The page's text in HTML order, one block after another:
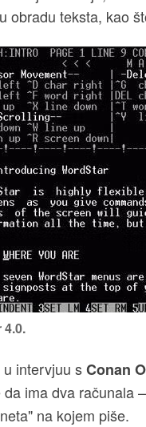
obradu teksta, kao
4.0.
intervjuu sConan
da ima dva računala
na kojem piše.